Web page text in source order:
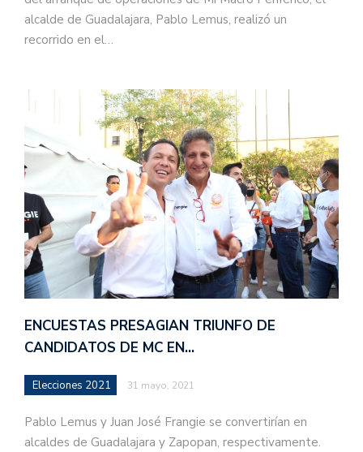
alcalde de Guadalajara, Pablo Lemus, realizó un
recorrido en el…
ENCUESTAS PRESAGIAN TRIUNFO DE
CANDIDATOS DE MC EN…
Elecciones 2021 31 mayo, 2021
Pablo Lemus y Juan José Frangie se convertirían en
alcaldes de Guadalajara y Zapopan, respectivamente.